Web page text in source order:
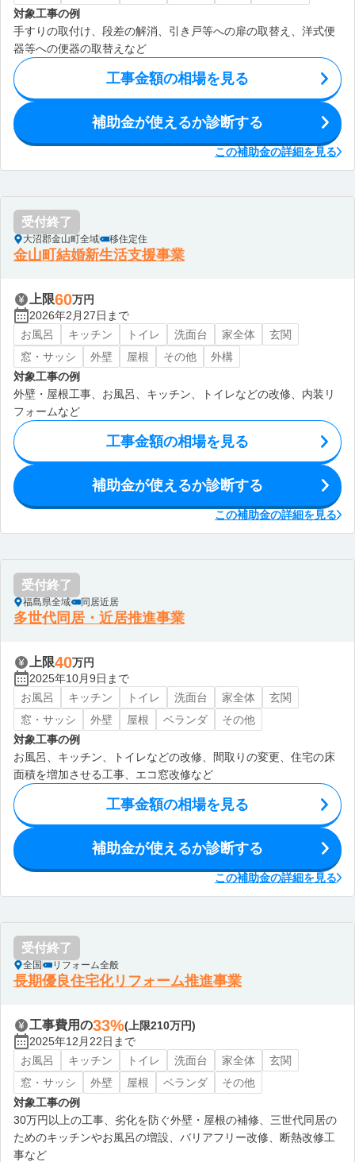
対象工事の例
手すりの取付け、段差の解消、引き戸等への扉の取替え、洋式便
器等への便器の取替えなど
工事金額の相場を見る
補助金が使えるか診断する
この補助金の詳細を見る
受付終了
大沼郡金山町全域 移住定住
金山町結婚新生活支援事業
上限60万円
2026年2月27日まで
お風呂
キッチン トイレ 洗面台 家全体
玄関
窓・サッシ
外壁 屋根 その他
外構
対象工事の例
外壁・屋根工事、お風呂、キッチン、トイレなどの改修、内装リ
フォームなど
工事金額の相場を見る
補助金が使えるか診断する
この補助金の詳細を見る
受付終了
福島県全域 同居近居
多世代同居・近居推進事業
上限40万円
2025年10月9日まで
お風呂
キッチン トイレ 洗面台 家全体
玄関
窓・サッシ
外壁 屋根 ベランダ
その他
対象工事の例
お風呂、キッチン、トイレなどの改修、間取りの変更、住宅の床
面積を増加させる工事、エコ窓改修など
工事金額の相場を見る
補助金が使えるか診断する
この補助金の詳細を見る
受付終了
全国 リフォーム全般
長期優良住宅化リフォーム推進事業
工事費用の33%(上限210万円)
2025年12月22日まで
お風呂
キッチン トイレ 洗面台 家全体
玄関
窓・サッシ
外壁 屋根 ベランダ
その他
対象工事の例
30万円以上の工事、劣化を防ぐ外壁・屋根の補修、三世代同居の
ためのキッチンやお風呂の増設、バリアフリー改修、断熱改修工
事など